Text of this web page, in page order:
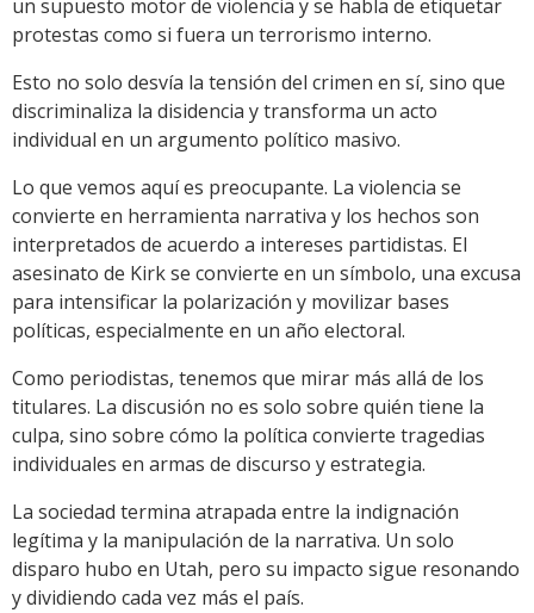
un supuesto motor de violencia y se habla de etiquetar
protestas como si fuera un terrorismo interno.
Esto no solo desvía la tensión del crimen en sí, sino que
discriminaliza la disidencia y transforma un acto
individual en un argumento político masivo.
Lo que vemos aquí es preocupante. La violencia se
convierte en herramienta narrativa y los hechos son
interpretados de acuerdo a intereses partidistas. El
asesinato de Kirk se convierte en un símbolo, una excusa
para intensificar la polarización y movilizar bases
políticas, especialmente en un año electoral.
Como periodistas, tenemos que mirar más allá de los
titulares. La discusión no es solo sobre quién tiene la
culpa, sino sobre cómo la política convierte tragedias
individuales en armas de discurso y estrategia.
La sociedad termina atrapada entre la indignación
legítima y la manipulación de la narrativa. Un solo
disparo hubo en Utah, pero su impacto sigue resonando
y dividiendo cada vez más el país.